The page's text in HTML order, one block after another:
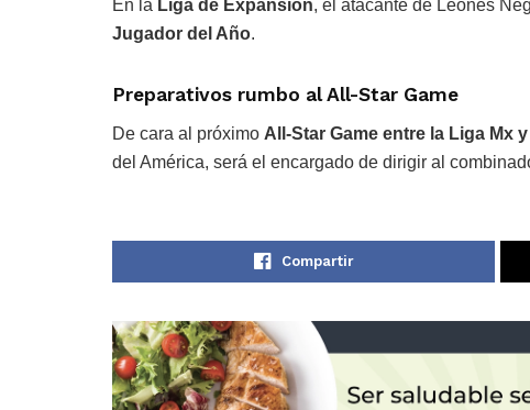
En la Liga de Expansión, el atacante de Leones
Jugador del Año.
Preparativos rumbo al All-Star Game
De cara al próximo All-Star Game entre la Liga Mx
del América, será el encargado de dirigir al
Compartir